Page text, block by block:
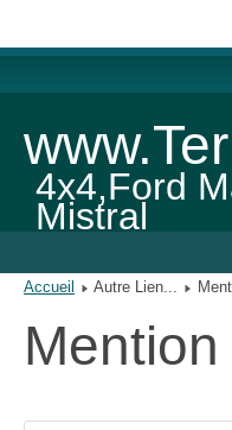
4x4,Ford
Mistral
Accueil Autre Lien...